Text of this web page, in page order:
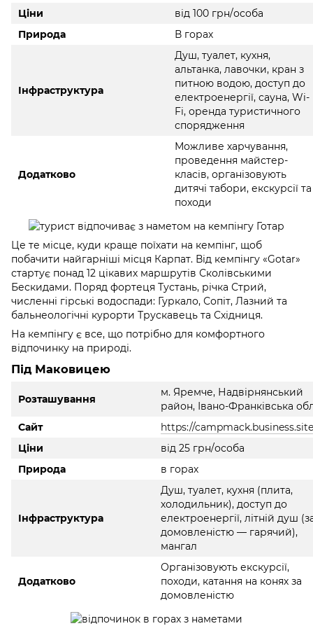
Ціни
від 100 грн/особа
Природа
В горах
Інфраструктура
Душ, туалет, кухня,
альтанка, лавочки, кран з
питною водою, доступ до
електроенергії, сауна, Wi-
Fi, оренда туристичного
спорядження
Додатково
Можливе харчування,
проведення майстер-
класів, організовують
дитячі табори, екскурсії та
походи
Це те місце, куди краще поїхати на кемпінг, щоб
побачити найгарніші місця Карпат. Від кемпінгу «Gotar»
стартує понад 12 цікавих маршрутів Сколівськими
Бескидами. Поряд фортеця Тустань, річка Стрий,
численні гірські водоспади: Гуркало, Сопіт, Лазний та
бальнеологічні курорти Трускавець та Східниця.
На кемпінгу є все, що потрібно для комфортного
відпочинку на природі.
Під Маковицею
Розташування
м. Яремче, Надвірнянський
район, Івано-Франківська
Сайт
https://
Ціни
від 25 грн/особа
Природа
в горах
Інфраструктура
Душ, туалет, кухня (плита,
холодильник), доступ до
електроенергії, літній душ
домовленістю — гарячий),
мангал
Додатково
Організовують екскурсії,
походи, катання на конях за
домовленістю